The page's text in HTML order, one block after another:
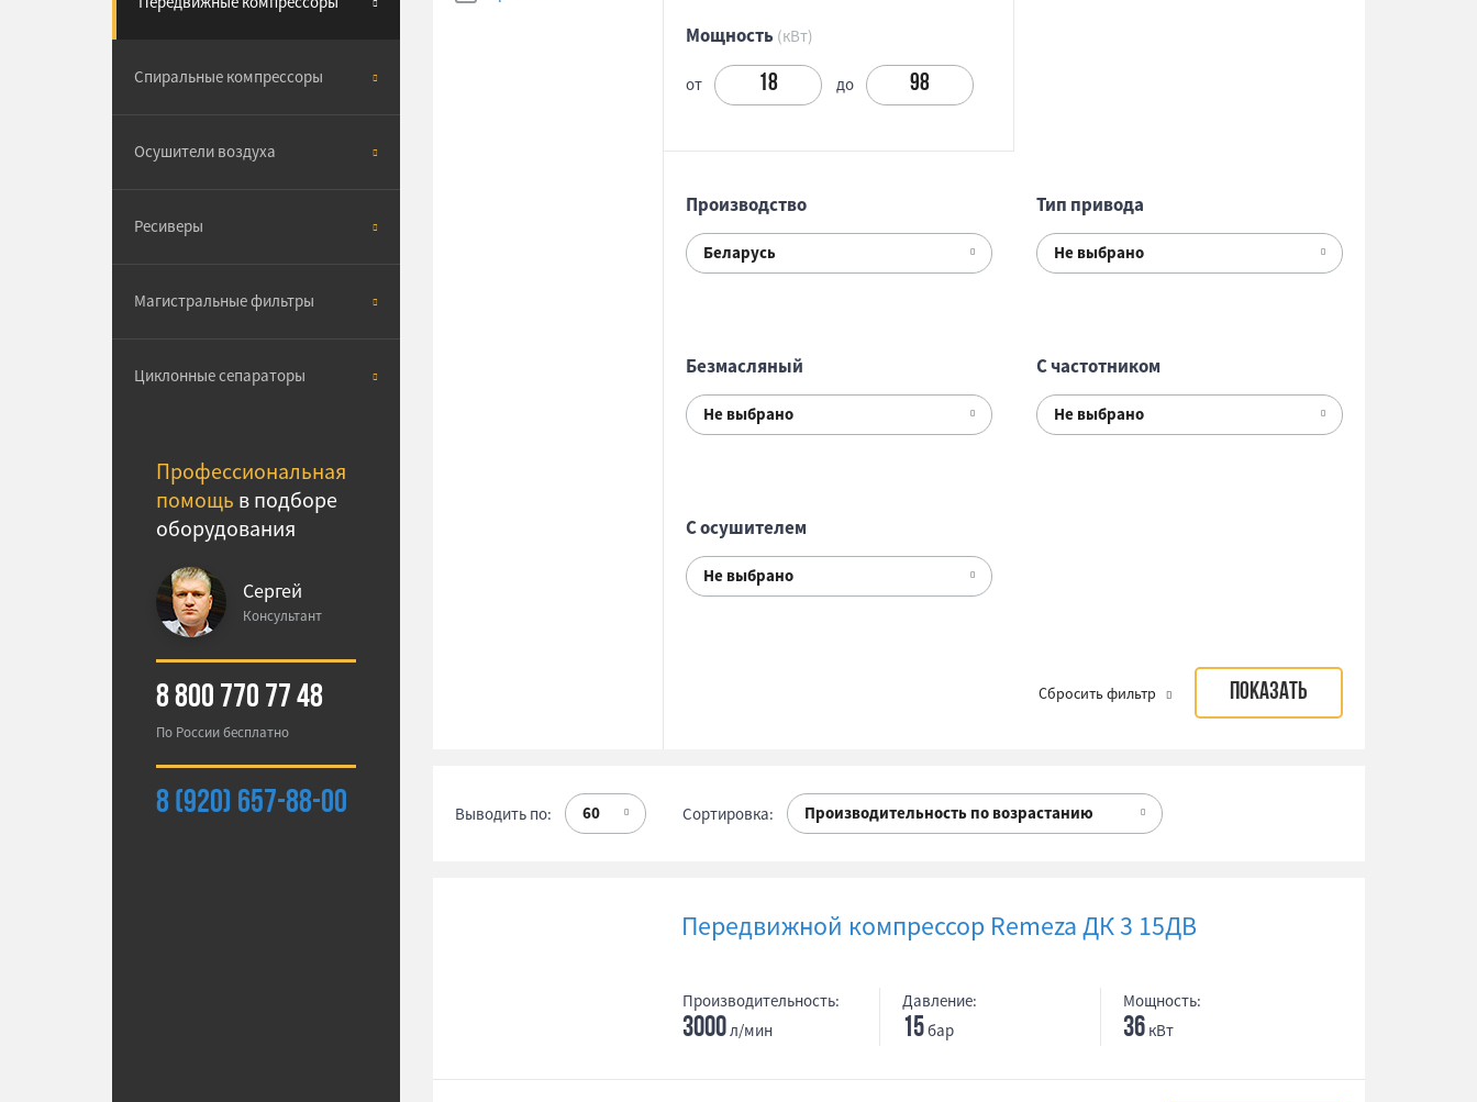
Спиральные компрессоры
Осушители воздуха
Ресиверы
Магистральные фильтры
Циклонные сепараторы
Профессиональная
помощь в подборе
оборудования
Сергей
Консультант
8 800 770 77 48
По России бесплатно
8 (920) 657-88-00
Мощность (кВт)
от до
Производство
Беларусь
Тип привода
Не выбрано
Безмасляный
Не выбрано
С частотником
Не выбрано
С осушителем
Не выбрано
Сбросить фильтр
Выводить по: 60 Сортировка: Производительность по возрастанию
Передвижной компрессор Remeza ДК 3 15ДВ
Производительность:
3000л/мин
Давление:
15бар
Мощность:
36кВт